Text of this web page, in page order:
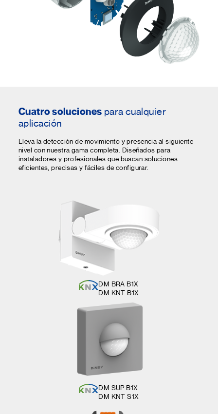
Cuatro soluciones para cualquier
aplicación
Lleva la detección de movimiento y presencia al siguiente
nivel con nuestra gama completa. Diseñados para
instaladores y profesionales que buscan soluciones
eficientes, precisas y fáciles de configurar.
DM BRA B1X
DM KNT B1X
DM SUP B1X
DM KNT S1X